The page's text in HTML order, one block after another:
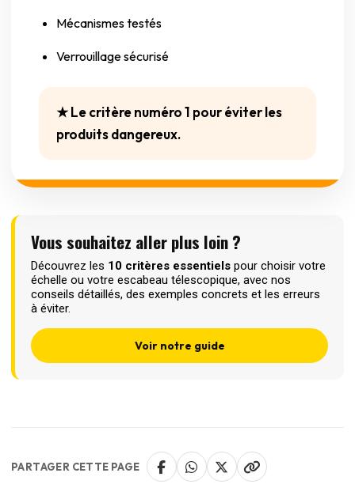
Mécanismes testés
Verrouillage sécurisé
★ Le critère numéro 1 pour éviter les
produits dangereux.
Vous souhaitez aller plus loin ?
Découvrez les 10 critères essentiels pour choisir votre
échelle ou votre escabeau télescopique, avec nos
conseils détaillés, des exemples concrets et les erreurs
à éviter.
Voir notre guide
PARTAGER CETTE PAGE